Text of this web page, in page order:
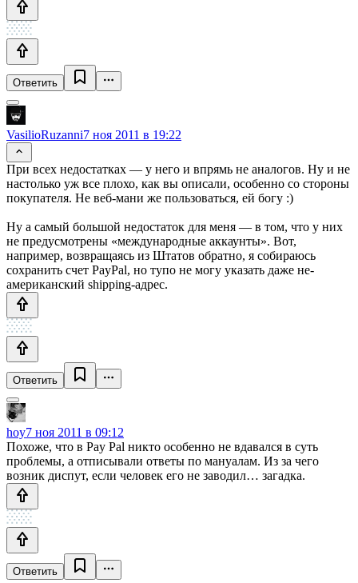
Ответить
VasilioRuzanni7 ноя 2011 в 19:22
При всех недостатках — у него и впрямь не аналогов. Ну и не
настолько уж все плохо, как вы описали, особенно со стороны
покупателя. Не веб-мани же пользоваться, ей богу :)
Ну а самый большой недостаток для меня — в том, что у них
не предусмотрены «международные аккаунты». Вот,
например, возвращаясь из Штатов обратно, я собираюсь
сохранить счет PayPal, но тупо не могу указать даже не-
американский shipping-адрес.
Ответить
hoy7 ноя 2011 в 09:12
Похоже, что в Pay Pal никто особенно не вдавался в суть
проблемы, а отписывали ответы по мануалам. Из за чего
возник диспут, если человек его не заводил… загадка.
Ответить